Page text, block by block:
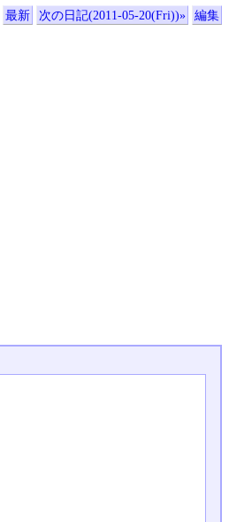
最新 次の日記(2011-05-20(Fri))» 編集